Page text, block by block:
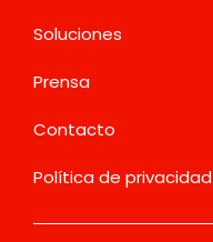
Soluciones
Prensa
Contacto
Política de privacidad